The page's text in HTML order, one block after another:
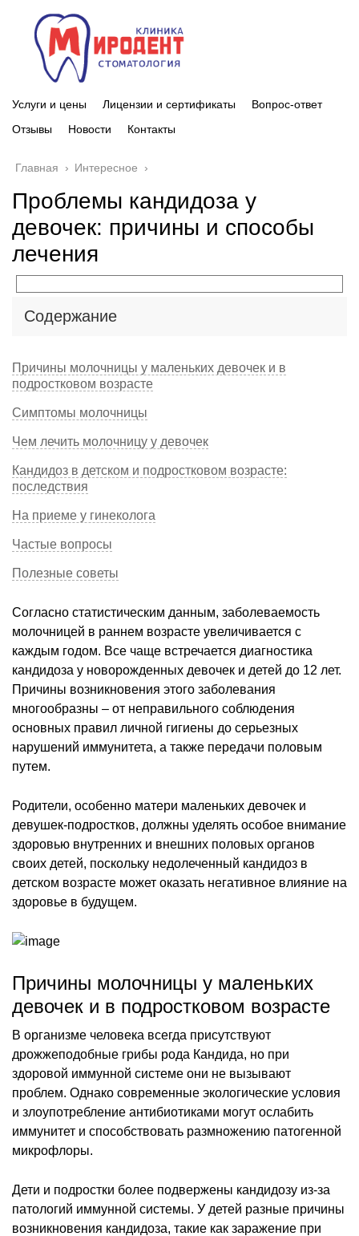
Услуги и цены Лицензии и сертификаты
Вопрос-ответ
Отзывы
Новости Контакты
Главная › Интересное ›
Проблемы кандидоза у
девочек: причины и способы
лечения
Содержание
Причины молочницы у маленьких девочек и в
подростковом возрасте
Симптомы молочницы
Чем лечить молочницу у девочек
Кандидоз в детском и подростковом возрасте:
последствия
На приеме у гинеколога
Частые вопросы
Полезные советы
Согласно статистическим данным, заболеваемость
молочницей в раннем возрасте увеличивается с
каждым годом. Все чаще встречается диагностика
кандидоза у новорожденных девочек и детей до 12 лет.
Причины возникновения этого заболевания
многообразны – от неправильного соблюдения
основных правил личной гигиены до серьезных
нарушений иммунитета, а также передачи половым
путем.
Родители, особенно матери маленьких девочек и
девушек-подростков, должны уделять особое внимание
здоровью внутренних и внешних половых органов
своих детей, поскольку недолеченный кандидоз в
детском возрасте может оказать негативное влияние на
здоровье в будущем.
Причины молочницы у маленьких
девочек и в подростковом возрасте
В организме человека всегда присутствуют
дрожжеподобные грибы рода Кандида, но при
здоровой иммунной системе они не вызывают
проблем. Однако современные экологические условия
и злоупотребление антибиотиками могут ослабить
иммунитет и способствовать размножению патогенной
микрофлоры.
Дети и подростки более подвержены кандидозу из-за
патологий иммунной системы. У детей разные причины
возникновения кандидоза, такие как заражение при